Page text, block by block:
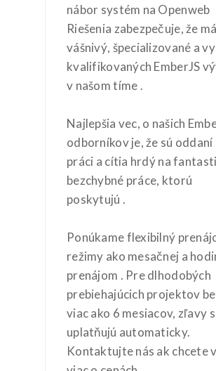
nábor systém na Openweb
Riešenia zabezpečuje, že
vášnivý, špecializované a
kvalifikovaných EmberJS
v našom tíme .
Najlepšia vec, o našich
odborníkov je, že sú oddaní
práci a cítia hrdý na
bezchybné práce, ktorú
poskytujú .
Ponúkame flexibilný
režimy ako mesačnej a
prenájom . Pre dlhodobých
prebiehajúcich projektov
viac ako 6 mesiacov, zľavy
uplatňujú automaticky.
Kontaktujte nás ak chcete